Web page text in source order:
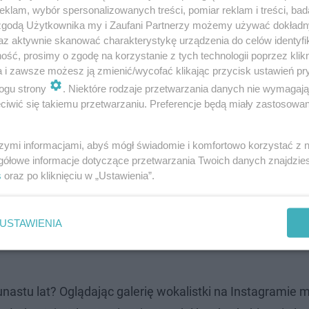
gwiazdy niesamowicie! W sieci od jakiegoś
jeszcze w tym roku. Wszystkie informacje na ten
Premiera jej tanecznego krążka Disco
który się na nim ukaże, najprawdopodobniej
lat? Oglądając galerię wokalistki na Instagramie
wybór spersonalizowanych treści, pomiar reklam i treści,
Użytkownika my i Zaufani Partnerzy możemy używać
aktywnie skanować charakterystykę urządzenia do celów
prosimy o zgodę na korzystanie z tych technologii poprzez
i zawsze możesz ją zmienić/wycofać klikając przycisk ustawień
strony
. Niektóre rodzaje przetwarzania danych nie
się takiemu przetwarzaniu. Preferencje będą miały
informacjami, abyś mógł świadomie i komfortowo korzystać z
informacje dotyczące przetwarzania Twoich danych
oraz po kliknięciu w „Ustawienia”.
USTAWIENIA